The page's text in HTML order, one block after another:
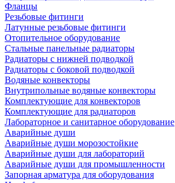
Фланцы
Резьбовые фитинги
Латунные резьбовые фитинги
Отопительное оборудование
Стальные панельные радиаторы
Радиаторы с нижней подводкой
Радиаторы с боковой подводкой
Водяные конвекторы
Внутрипольные водяные конвекторы
Комплектующие для конвекторов
Комплектующие для радиаторов
Лабораторное и санитарное оборудование
Аварийные души
Аварийные души морозостойкие
Аварийные души для лабораторий
Аварийные души для промышленности
Запорная арматура для оборудования